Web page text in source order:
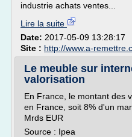
industrie achats ventes...
Lire la suite
Date: 2017-05-09 13:28:17
Site : http://www.a-
Le meuble sur
valorisation
En France, le montant des
en France, soit 8% d'un
Mrds EUR
Source : Ipea